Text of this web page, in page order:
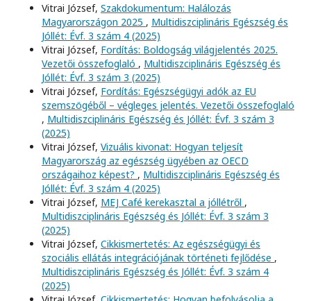
Vitrai József, Szakdokumentum: Halálozás
Magyarországon 2025 , Multidiszciplináris Egészség és
Jóllét: Évf. 3 szám 4 (2025)
Vitrai József, Fordítás: Boldogság világjelentés 2025.
Vezetői összefoglaló , Multidiszciplináris Egészség és
Jóllét: Évf. 3 szám 3 (2025)
Vitrai József, Fordítás: Egészségügyi adók az EU
szemszögéből – végleges jelentés. Vezetői összefoglaló
, Multidiszciplináris Egészség és Jóllét: Évf. 3 szám 3
(2025)
Vitrai József, Vizuális kivonat: Hogyan teljesít
Magyarország az egészség ügyében az OECD
országaihoz képest? , Multidiszciplináris Egészség és
Jóllét: Évf. 3 szám 4 (2025)
Vitrai József, MEJ Café kerekasztal a jóllétről ,
Multidiszciplináris Egészség és Jóllét: Évf. 3 szám 3
(2025)
Vitrai József, Cikkismertetés: Az egészségügyi és
szociális ellátás integrációjának történeti fejlődése ,
Multidiszciplináris Egészség és Jóllét: Évf. 3 szám 4
(2025)